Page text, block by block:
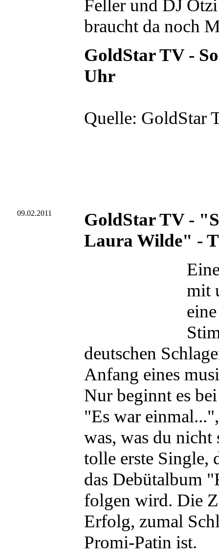
Feller und DJ
braucht da noch
GoldStar TV -
Uhr
Quelle: GoldStar
09.02.2011
GoldStar TV -
Laura Wilde" -
mit
deutschen
Anfang eines
Nur beginnt es
"Es war
was, was du
tolle erste Single,
das Debütalbum
folgen wird. Die
Erfolg, zumal
Promi-Patin ist.